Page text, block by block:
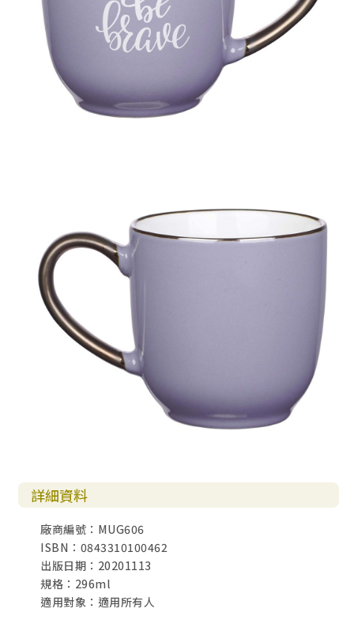
詳細資料
廠商編號：MUG606
ISBN：0843310100462
出版日期：20201113
規格：296ml
適用對象：適用所有人